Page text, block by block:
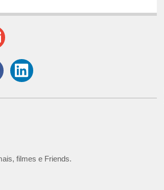
filmes e Friends.